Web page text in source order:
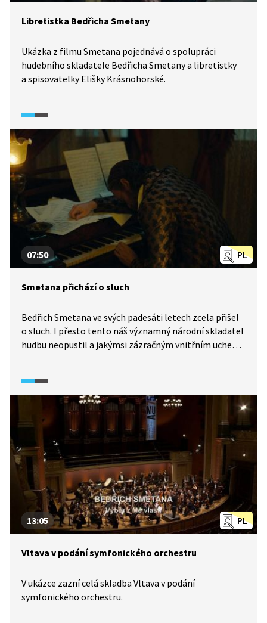
Libretistka Bedřicha Smetany
Ukázka z filmu Smetana pojednává o spolupráci
hudebního skladatele Bedřicha Smetany a libretistky
a spisovatelky Elišky Krásnohorské.
PL
07:50
Smetana přichází o sluch
Bedřich Smetana ve svých padesáti letech zcela přišel
o sluch. I přesto tento náš významný národní skladatel
hudbu neopustil a jakýmsi zázračným vnitřním uchem
symfonických básní Má vlast. Podívejte se na úryvek
z filmu, v němž s Bedřichem prožijete nejtěžší
momenty, během nichž nadobro přicházel o sluch.
PL
13:05
Vltava v podání symfonického orchestru
V ukázce zazní celá skladba Vltava v podání
symfonického orchestru.